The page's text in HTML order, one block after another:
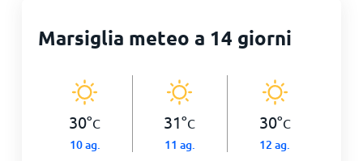
Marsiglia meteo a 14 giorni
30°C
10 ag.
31°C
11 ag.
30°C
12 ag.